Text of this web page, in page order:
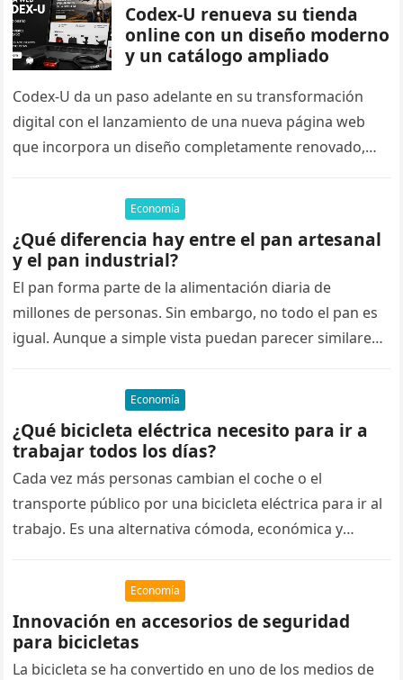
Codex-U renueva su tienda
online con un diseño moderno
y un catálogo ampliado
Codex-U da un paso adelante en su transformación
digital con el lanzamiento de una nueva página web
que incorpora un diseño completamente renovado,
Economía
¿Qué diferencia hay entre el pan artesanal
y el pan industrial?
El pan forma parte de la alimentación diaria de
millones de personas. Sin embargo, no todo el pan es
igual. Aunque a simple vista puedan parecer similares,
Economía
¿Qué bicicleta eléctrica necesito para ir a
trabajar todos los días?
Cada vez más personas cambian el coche o el
transporte público por una bicicleta eléctrica para ir al
trabajo. Es una alternativa cómoda, económica y
Economía
Innovación en accesorios de seguridad
para bicicletas
La bicicleta se ha convertido en uno de los medios de